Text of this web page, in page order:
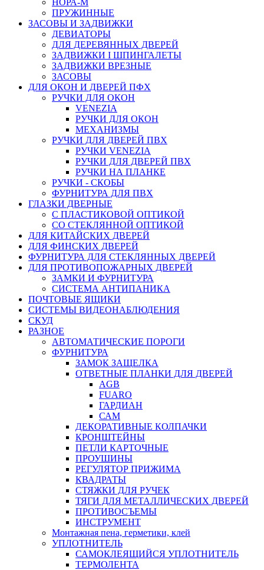
ПРУЖИННЫЕ
ЗАСОВЫ И ЗАДВИЖКИ
ДЕВИАТОРЫ
ДЛЯ ДЕРЕВЯННЫХ ДВЕРЕЙ
ЗАДВИЖКИ I ШПИНГАЛЕТЫ
ЗАДВИЖКИ ВРЕЗНЫЕ
ЗАСОВЫ
ДЛЯ ОКОН И ДВЕРЕЙ ПФХ
РУЧКИ ДЛЯ ОКОН
VENEZIA
РУЧКИ ДЛЯ ОКОН
МЕХАНИЗМЫ
РУЧКИ ДЛЯ ДВЕРЕЙ ПВХ
РУЧКИ VENEZIA
РУЧКИ ДЛЯ ДВЕРЕЙ ПВХ
РУЧКИ НА ПЛАНКЕ
РУЧКИ - СКОБЫ
ФУРНИТУРА ДЛЯ ПВХ
ГЛАЗКИ ДВЕРНЫЕ
С ПЛАСТИКОВОЙ ОПТИКОЙ
СО СТЕКЛЯННОЙ ОПТИКОЙ
ДЛЯ КИТАЙСКИХ ДВЕРЕЙ
ДЛЯ ФИНСКИХ ДВЕРЕЙ
ФУРНИТУРА ДЛЯ СТЕКЛЯННЫХ ДВЕРЕЙ
ДЛЯ ПРОТИВОПОЖАРНЫХ ДВЕРЕЙ
ЗАМКИ И ФУРНИТУРА
СИСТЕМА АНТИПАНИКА
ПОЧТОВЫЕ ЯЩИКИ
СИСТЕМЫ ВИДЕОНАБЛЮДЕНИЯ
СКУД
РАЗНОЕ
АВТОМАТИЧЕСКИЕ ПОРОГИ
ФУРНИТУРА
ЗАМОК ЗАЩЕЛКА
ОТВЕТНЫЕ ПЛАНКИ ДЛЯ ДВЕРЕЙ
AGB
FUARO
ГАРДИАН
САМ
ДЕКОРАТИВНЫЕ КОЛПАЧКИ
КРОНШТЕЙНЫ
ПЕТЛИ КАРТОЧНЫЕ
ПРОУШИНЫ
РЕГУЛЯТОР ПРИЖИМА
КВАДРАТЫ
СТЯЖКИ ДЛЯ РУЧЕК
ТЯГИ ДЛЯ МЕТАЛЛИЧЕСКИХ ДВЕРЕЙ
ПРОТИВОСЪЕМЫ
ИНСТРУМЕНТ
Монтажная пена, герметики, клей
УПЛОТНИТЕЛЬ
САМОКЛЕЯЩИЙСЯ УПЛОТНИТЕЛЬ
ТЕРМОЛЕНТА